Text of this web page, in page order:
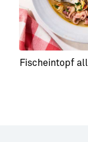
Fischeintopf